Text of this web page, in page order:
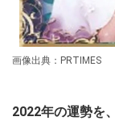
画像出典：PRTIMES
2022年の運勢を